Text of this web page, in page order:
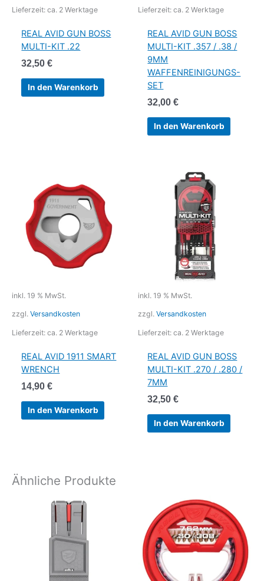
Lieferzeit: ca. 2 Werktage
REAL AVID GUN BOSS
MULTI-KIT .22
32,50€
In den Warenkorb
Lieferzeit: ca. 2 Werktage
REAL AVID GUN BOSS
MULTI-KIT .357 / .38 /
9MM
WAFFENREINIGUNGS-
SET
32,00€
In den Warenkorb
inkl. 19 % MwSt.
zzgl. Versandkosten
Lieferzeit: ca. 2 Werktage
REAL AVID 1911 SMART
WRENCH
14,90€
In den Warenkorb
inkl. 19 % MwSt.
zzgl. Versandkosten
Lieferzeit: ca. 2 Werktage
REAL AVID GUN BOSS
MULTI-KIT .270 / .280 /
7MM
32,50€
In den Warenkorb
Ähnliche Produkte